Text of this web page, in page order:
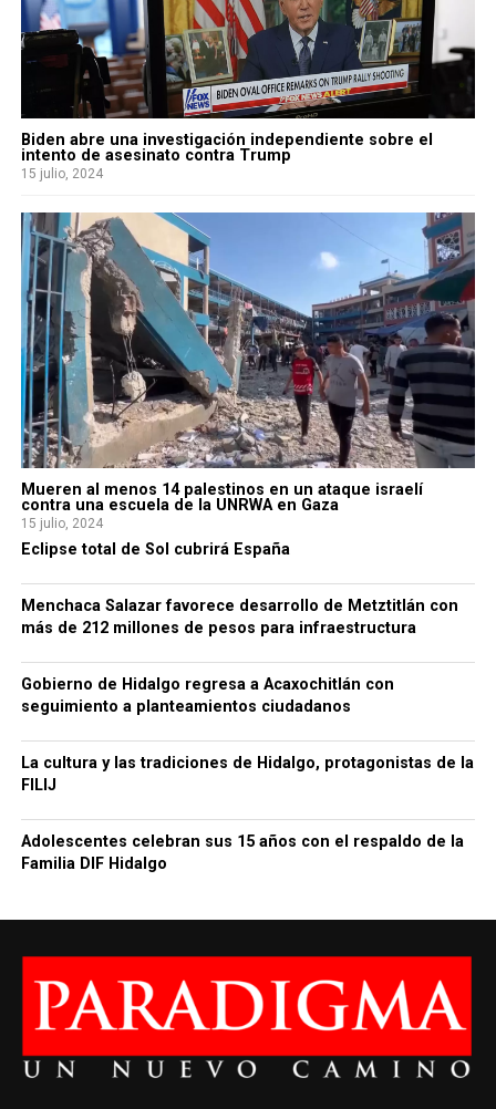
Biden abre una investigación independiente sobre el
intento de asesinato contra Trump
15 julio, 2024
Mueren al menos 14 palestinos en un ataque israelí
contra una escuela de la UNRWA en Gaza
15 julio, 2024
Eclipse total de Sol cubrirá España
Menchaca Salazar favorece desarrollo de Metztitlán con
más de 212 millones de pesos para infraestructura
Gobierno de Hidalgo regresa a Acaxochitlán con
seguimiento a planteamientos ciudadanos
La cultura y las tradiciones de Hidalgo, protagonistas de la
FILIJ
Adolescentes celebran sus 15 años con el respaldo de la
Familia DIF Hidalgo